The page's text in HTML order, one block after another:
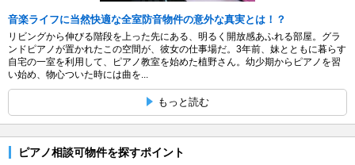
音楽ライフに当然快適な全室防音物件の意外な真実とは！？
リビングから伸びる階段を上った先にある、明るく開放感あふれる部屋。グラ
ンドピアノが置かれたこの空間が、彼女の仕事場だ。3年前、妹とともに暮らす
自宅の一室を利用して、ピアノ教室を始めた植野さん。幼少期からピアノを習
い始め、物心ついた時には曲を...
もっと読む
ピアノ相談可物件を探すポイント